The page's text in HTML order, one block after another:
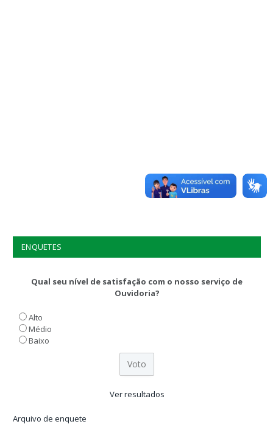
ENQUETES
Qual seu nível de satisfação com o nosso serviço de
Ouvidoria?
Alto
Médio
Baixo
Ver resultados
Arquivo de enquete